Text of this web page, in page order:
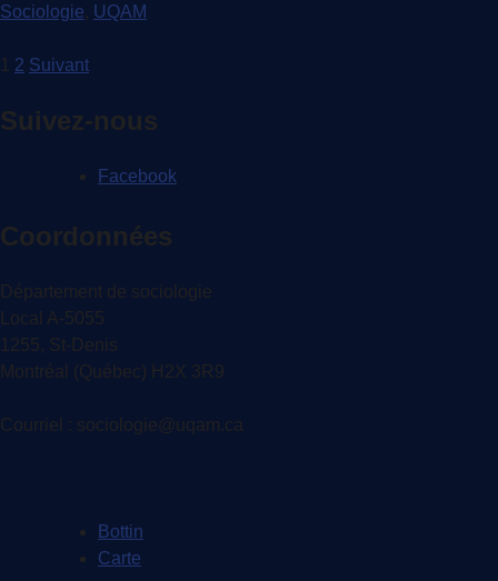
Sociologie, UQAM
Pagination
des
2 Suivant
Suivez-nous
Facebook
Coordonnées
Département de sociologie
Local A-5055
1255, St-Denis
Montréal (Québec) H2X 3R9
Courriel : sociologie@uqam.ca
Bottin
Carte